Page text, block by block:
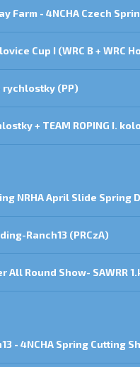
Farm - 4NCHA Czech
Cup I (WRC B + WRC
rychlostky (PP)
+ TEAM ROPING I.
NRHA April Slide Spring
Ranch13 (PRCzA)
All Round Show- SAWRR
- 4NCHA Spring Cutting